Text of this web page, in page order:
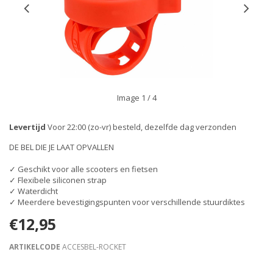
Image 1 / 4
Levertijd Voor 22:00 (zo-vr) besteld, dezelfde dag verzonden
DE BEL DIE JE LAAT OPVALLEN
✓ Geschikt voor alle scooters en fietsen
✓ Flexibele siliconen strap
✓ Waterdicht
✓ Meerdere bevestigingspunten voor verschillende stuurdiktes
€12,95
ARTIKELCODE ACCESBEL-ROCKET